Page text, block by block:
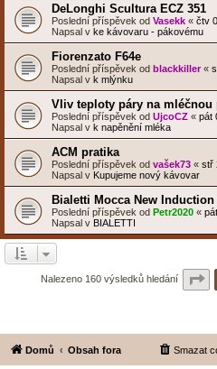
DeLonghi Scultura ECZ 351
Poslední příspěvek od Vasekk « čtv
Napsal v ke kávovaru - pákovému
Fiorenzato F64e
Poslední příspěvek od blackkiller «
Napsal v k mlýnku
Vliv teploty páry na mléčnou
Poslední příspěvek od UjcoCZ « pát
Napsal v k napěnění mléka
ACM pratika
Poslední příspěvek od vašek73 « stř
Napsal v Kupujeme nový kávovar
Bialetti Mocca New Induction
Poslední příspěvek od Petr2020 «
Napsal v BIALETTI
Nalezeno 160 výsledků hledání
Domů Obsah fora Smazat